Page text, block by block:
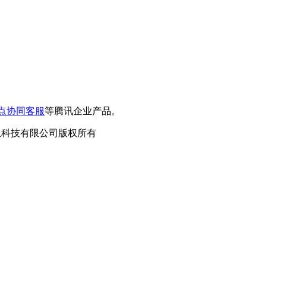
协同客服等腾讯企业产品。
科技有限公司版权所有